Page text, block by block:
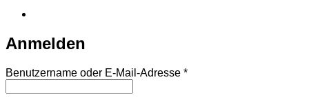
Anmelden
Benutzername oder E-Mail-Adresse *Erforderlich